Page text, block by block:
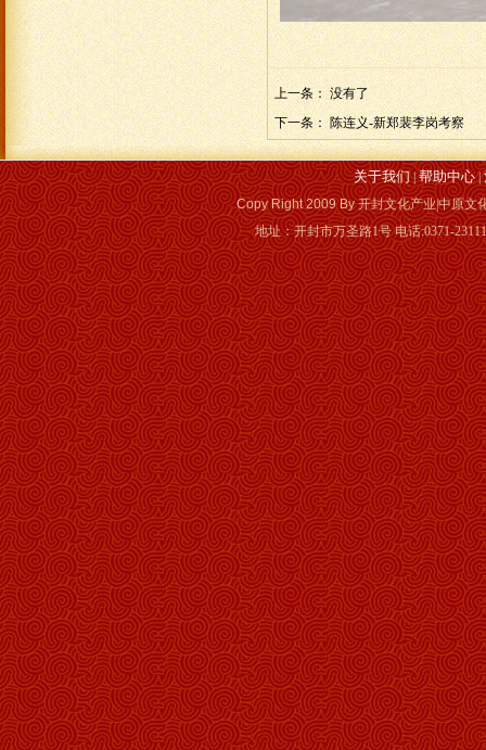
上一条： 没有了
下一条： 陈连义-新郑裴李岗考察
关于我们|帮助中心|
Copy Right 2009 By开封文化产业|中原文
地址：开封市万圣路1号 电话:0371-